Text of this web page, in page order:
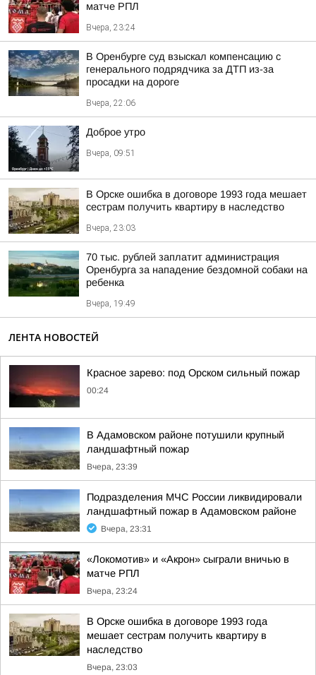
матче РПЛ
Вчера, 23:24
В Оренбурге суд взыскал компенсацию с
генерального подрядчика за ДТП из-за
просадки на дороге
Вчера, 22:06
Доброе утро
Вчера, 09:51
В Орске ошибка в договоре 1993 года мешает
сестрам получить квартиру в наследство
Вчера, 23:03
70 тыс. рублей заплатит администрация
Оренбурга за нападение бездомной собаки на
ребенка
Вчера, 19:49
ЛЕНТА НОВОСТЕЙ
Красное зарево: под Орском сильный пожар
00:24
В Адамовском районе потушили крупный
ландшафтный пожар
Вчера, 23:39
Подразделения МЧС России ликвидировали
ландшафтный пожар в Адамовском районе
Вчера, 23:31
«Локомотив» и «Акрон» сыграли вничью в
матче РПЛ
Вчера, 23:24
В Орске ошибка в договоре 1993 года
мешает сестрам получить квартиру в
наследство
Вчера, 23:03